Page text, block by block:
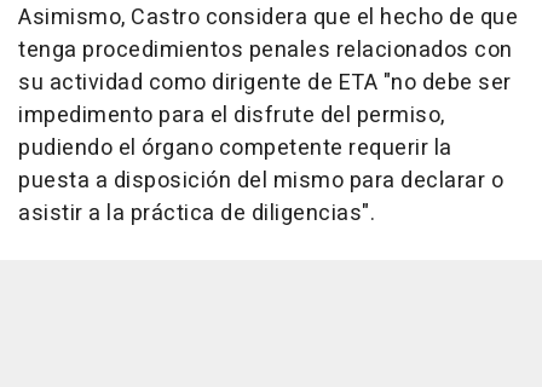
Asimismo, Castro considera que el hecho de que
tenga procedimientos penales relacionados con
su actividad como dirigente de ETA "no debe ser
impedimento para el disfrute del permiso,
pudiendo el órgano competente requerir la
puesta a disposición del mismo para declarar o
asistir a la práctica de diligencias".